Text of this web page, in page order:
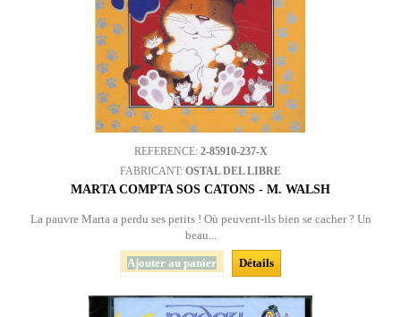
REFERENCE: 2-85910-237-X
FABRICANT: OSTAL DEL LIBRE
MARTA COMPTA SOS CATONS - M. WALSH
La pauvre Marta a perdu ses petits ! Où peuvent-ils bien se cacher ? Un
beau...
Ajouter au panier Détails